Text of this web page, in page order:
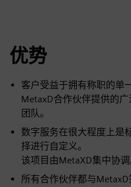
优势
客户受益于拥有称职的单
MetaxD合作伙伴提供的
团队。
数字服务在很大程度上是
择进行自定义。
该项目由MetaXD集中协调
所有合作伙伴都与